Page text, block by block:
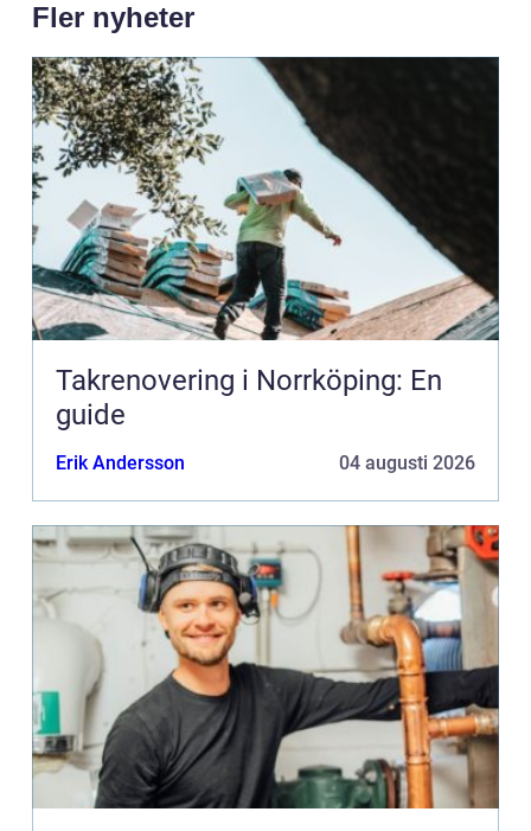
Fler nyheter
Takrenovering i Norrköping: En
guide
Erik Andersson 04 augusti 2026